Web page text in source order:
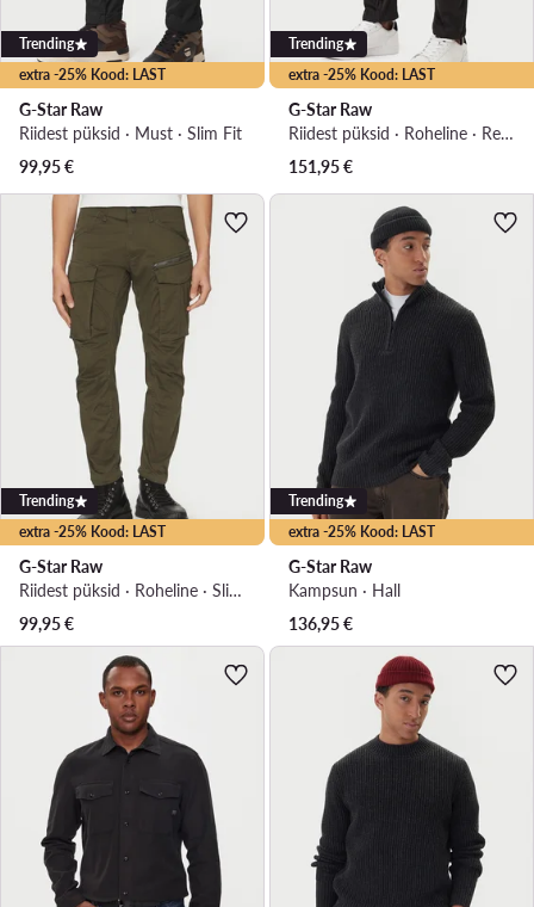
extra -25% Kood: LAST
Trending
G-Star Raw
Riidest püksid · Must · Slim Fit
99,95€
extra -25% Kood: LAST
Trending
G-Star Raw
Riidest püksid · Roheline · Regular Fit
151,95€
extra -25% Kood: LAST
Trending
G-Star Raw
Riidest püksid · Roheline · Slim Fit
99,95€
extra -25% Kood: LAST
Trending
G-Star Raw
Kampsun · Hall
136,95€